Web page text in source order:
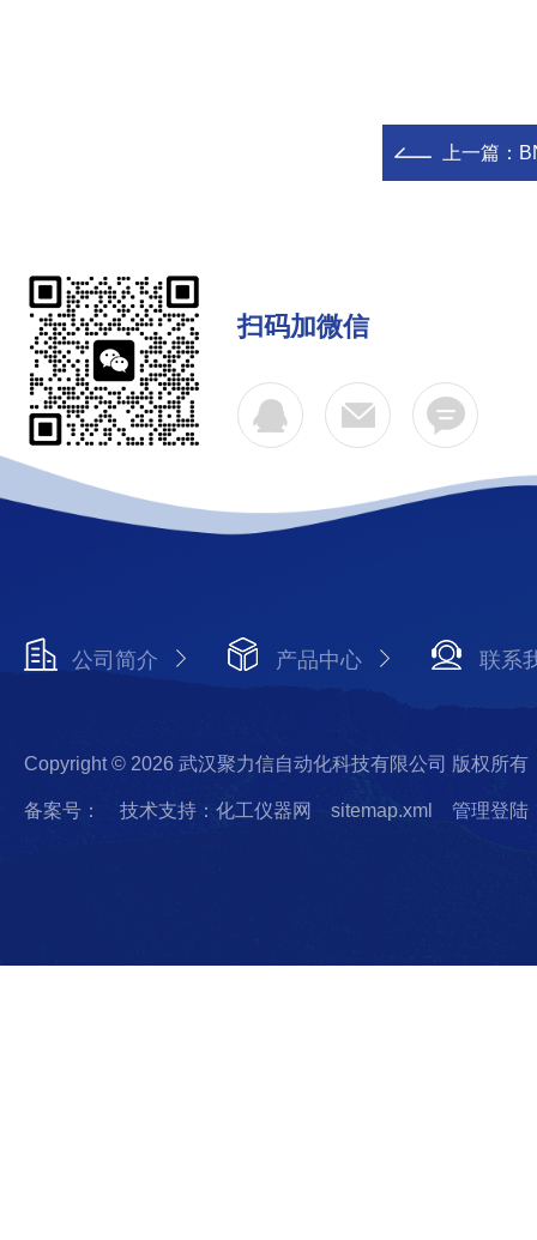
上一篇：
扫码加微信
公司简介 产品中心 联系
Copyright © 2026 武汉聚力信自动化科技有限公司 版权所有
备案号： 技术支持：化工仪器网 sitemap.xml 管理登陆